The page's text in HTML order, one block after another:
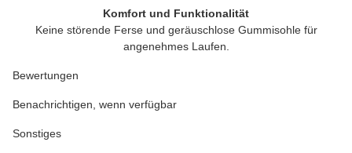
Komfort und Funktionalität
Keine störende Ferse und geräuschlose Gummisohle für
angenehmes Laufen.
Bewertungen
Benachrichtigen, wenn verfügbar
Sonstiges